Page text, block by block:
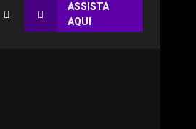
ASSISTA
AQUI